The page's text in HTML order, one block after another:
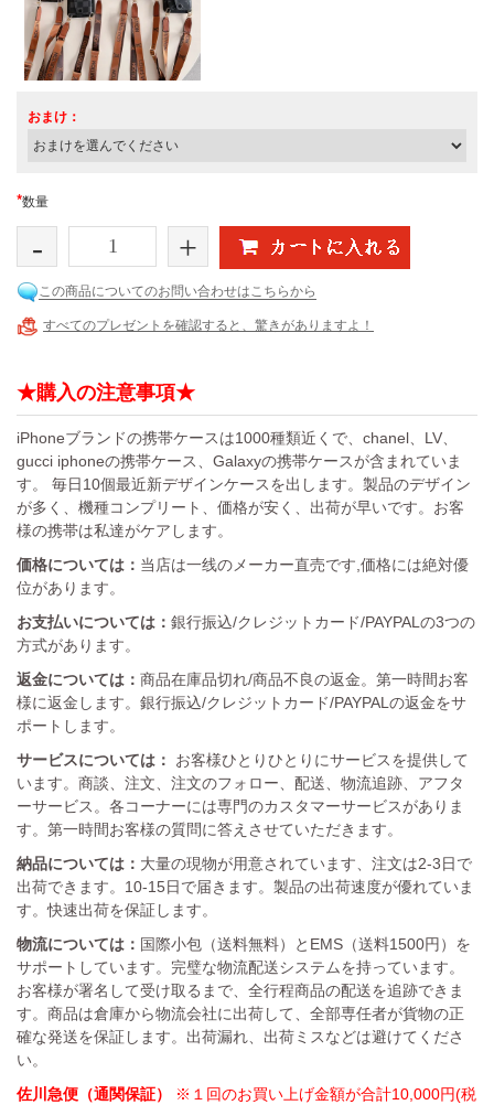
おまけ：
*数量
- +
この商品についてのお問い合わせはこちらから
すべてのプレゼントを確認すると、驚きがありますよ！
★購入の注意事項★
iPhoneブランドの携帯ケースは1000種類近くで、chanel、LV、
gucci iphoneの携帯ケース、Galaxyの携帯ケースが含まれていま
す。 毎日10個最近新デザインケースを出します。製品のデザイン
が多く、機種コンプリート、価格が安く、出荷が早いです。お客
様の携帯は私達がケアします。
価格については： 当店は一线のメーカー直売です,価格には絶対優
位があります。
お支払いについては： 銀行振込/クレジットカード/PAYPALの3つの
方式があります。
返金については： 商品在庫品切れ/商品不良の返金。第一時間お客
様に返金します。銀行振込/クレジットカード/PAYPALの返金をサ
ポートします。
サービスについては：
お客様ひとりひとりにサービスを提供して
います。商談、注文、注文のフォロー、配送、物流追跡、アフタ
ーサービス。各コーナーには専門のカスタマーサービスがありま
す。第一時間お客様の質問に答えさせていただきます。
納品については： 大量の現物が用意されています、注文は2-3日で
出荷できます。10-15日で届きます。製品の出荷速度が優れていま
す。快速出荷を保証します。
物流については： 国際小包（送料無料）とEMS（送料1500円）を
サポートしています。完璧な物流配送システムを持っています。
お客様が署名して受け取るまで、全行程商品の配送を追跡できま
す。商品は倉庫から物流会社に出荷して、全部専任者が貨物の正
確な発送を保証します。出荷漏れ、出荷ミスなどは避けてくださ
い。
佐川急便（通関保証）
※１回のお買い上げ金額が合計10,000円(税